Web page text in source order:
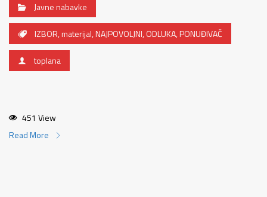
Javne nabavke
IZBOR,materijal,NAJPOVOLJNI,ODLUKA,PONUĐIVAČ
toplana
451 View
Read More